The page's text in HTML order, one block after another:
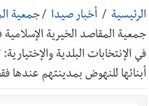
أخبار صيدا
عمر مرجان يتصل
الرئيسية / أخبار صيدا /جمعية
جمعية المقاصد الخيرية
في الإنتخابات البلدية
أبنائها للنهوض بمدينتهم عندها